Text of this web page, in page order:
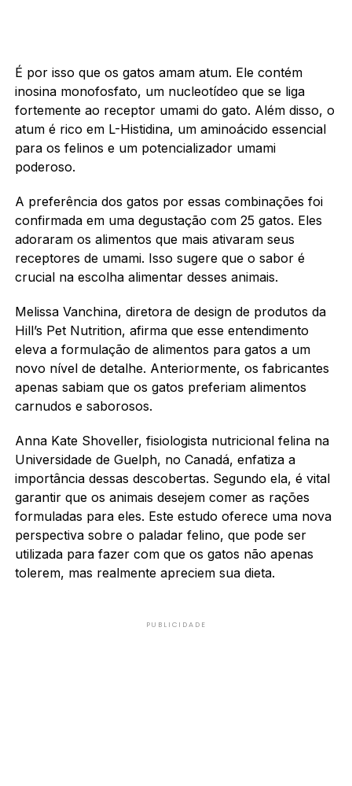
É por isso que os gatos amam atum. Ele contém
inosina monofosfato, um nucleotídeo que se liga
fortemente ao receptor umami do gato. Além disso, o
atum é rico em L-Histidina, um aminoácido essencial
para os felinos e um potencializador umami
poderoso.
A preferência dos gatos por essas combinações foi
confirmada em uma degustação com 25 gatos. Eles
adoraram os alimentos que mais ativaram seus
receptores de umami. Isso sugere que o sabor é
crucial na escolha alimentar desses animais.
Melissa Vanchina, diretora de design de produtos da
Hill’s Pet Nutrition, afirma que esse entendimento
eleva a formulação de alimentos para gatos a um
novo nível de detalhe. Anteriormente, os fabricantes
apenas sabiam que os gatos preferiam alimentos
carnudos e saborosos.
Anna Kate Shoveller, fisiologista nutricional felina na
Universidade de Guelph, no Canadá, enfatiza a
importância dessas descobertas. Segundo ela, é vital
garantir que os animais desejem comer as rações
formuladas para eles. Este estudo oferece uma nova
perspectiva sobre o paladar felino, que pode ser
utilizada para fazer com que os gatos não apenas
tolerem, mas realmente apreciem sua dieta.
PUBLICIDADE